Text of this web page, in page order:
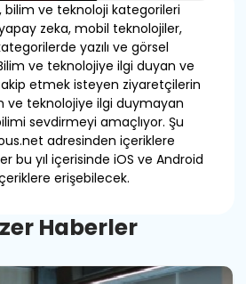
bilim ve teknoloji kategorileri
zeka, mobil teknolojiler,
yazılı ve görsel
ve teknolojiye ilgi duyan ve
etmek isteyen ziyaretçilerin
ve teknolojiye ilgi duymayan
sevdirmeyi amaçlıyor. Şu
adresinden içeriklere
bu yıl içerisinde iOS ve Android
erişebilecek.
zer Haberler